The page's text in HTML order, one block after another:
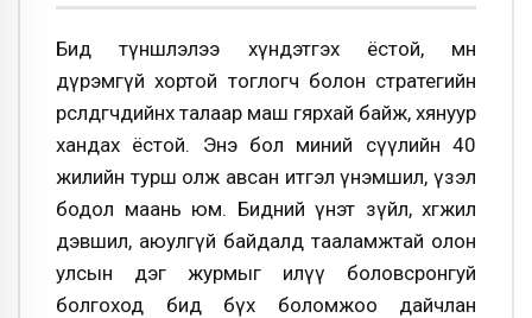
Бид түншлэлээ хүндэтгэх ёстой, мөн
дүрэмгүй хортой тоглогч болон стратегийн
өрсөлдөгчдийнхөө талаар маш гярхай байж, хянуур
хандах ёстой. Энэ бол миний сүүлийн 40
жилийн турш олж авсан итгэл үнэмшил, үзэл
бодол маань юм. Бидний үнэт зүйл, хөгжил
дэвшил, аюулгүй байдалд тааламжтай олон
улсын дэг журмыг илүү боловсронгуй
болгоход бид бүх боломжоо дайчлан